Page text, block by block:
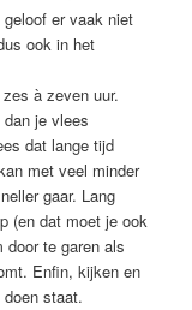
er vaak niet
ook in het
à zeven uur.
je vlees
dat lange tijd
met veel minder
gaar. Lang
(en dat moet je ook
door te garen als
Enfin, kijken en
staat.